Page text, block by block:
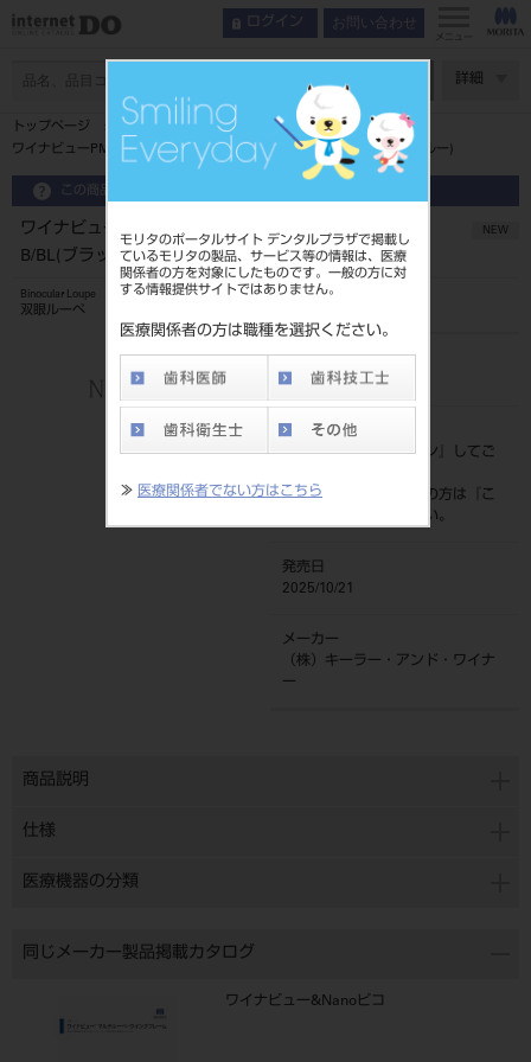
モリタのポータルサイト デンタルプラザで掲載し
ているモリタの製品、サービス等の情報は、医療
関係者の方を対象にしたものです。一般の方に対
する情報提供サイトではありません。
医療関係者の方は職種を選択ください。
≫ 医療関係者でない方はこちら
ログイン お問い合わせ
メニュー
詳細
トップページ
ワイナビューPMフレームTTL･PMルーペセット3.0倍B/BL(ブラック/ブルー)
この商品に関するお問い合わせ
ワイナビューPMフレームTTL･PMルーペセット3.0倍
B/BL(ブラック/ブルー)
NEW
Binocular Loupe
双眼ルーペ
品目コード
206720675B/BL
標準価格
価格の確認は『ログイン
』してご
ネット会員登録がまだの方は『
こ
』より登録ください。
発売日
2025/10/21
メーカー
（株）キーラー・アンド・ワイナ
ー
商品説明
仕様
医療機器の分類
同じメーカー製品掲載カタログ
ワイナビュー&Nanoピコ